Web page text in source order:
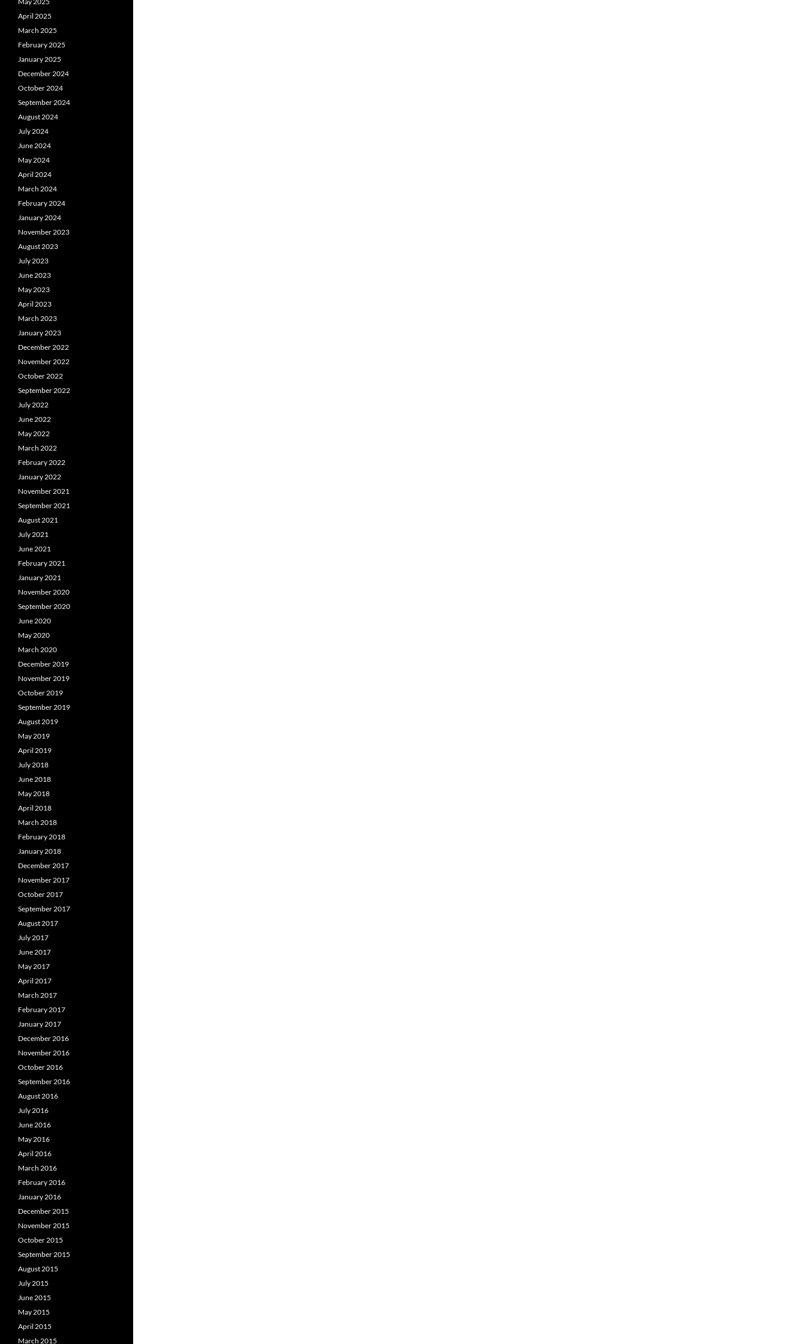
April 2025
March 2025
February 2025
January 2025
December 2024
October 2024
September 2024
August 2024
July 2024
June 2024
May 2024
April 2024
March 2024
February 2024
January 2024
November 2023
August 2023
July 2023
June 2023
May 2023
April 2023
March 2023
January 2023
December 2022
November 2022
October 2022
September 2022
July 2022
June 2022
May 2022
March 2022
February 2022
January 2022
November 2021
September 2021
August 2021
July 2021
June 2021
February 2021
January 2021
November 2020
September 2020
June 2020
May 2020
March 2020
December 2019
November 2019
October 2019
September 2019
August 2019
May 2019
April 2019
July 2018
June 2018
May 2018
April 2018
March 2018
February 2018
January 2018
December 2017
November 2017
October 2017
September 2017
August 2017
July 2017
June 2017
May 2017
April 2017
March 2017
February 2017
January 2017
December 2016
November 2016
October 2016
September 2016
August 2016
July 2016
June 2016
May 2016
April 2016
March 2016
February 2016
January 2016
December 2015
November 2015
October 2015
September 2015
August 2015
July 2015
June 2015
May 2015
April 2015
March 2015